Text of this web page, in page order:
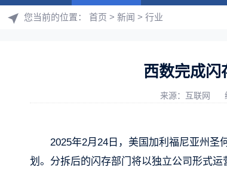
您当前的位置： 首页 > 新闻 > 行业
西数完成闪
来源：互联网
2025年2月24日，美国加利福尼亚州
划。分拆后的闪存部门将以独立公司形式